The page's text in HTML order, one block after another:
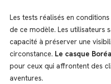
Les tests réalisés en
de ce modèle. Les utilisateurs
capacité à préserver une
circonstance. Le casque
pour ceux qui affrontent des
aventures.